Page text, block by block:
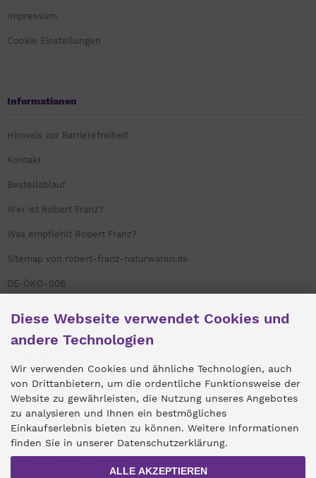
Impressum
Cookie Einstellungen
Informationen
Hinweis zur Barrierefreiheit
Kontakt
Bestellablauf
Wer ist Robert Franz?
Was empfiehlt Robert Franz?
Sitemap von robert-franz-naturwaren.de
DE-ÖKO-006
Umweltengagement
Zahlungsmethoden
Diese Webseite verwendet Cookies und
andere Technologien
Wir verwenden Cookies und ähnliche Technologien, auch
von Drittanbietern, um die ordentliche Funktionsweise der
Website zu gewährleisten, die Nutzung unseres Angebotes
zu analysieren und Ihnen ein bestmögliches
Einkaufserlebnis bieten zu können. Weitere Informationen
finden Sie in unserer Datenschutzerklärung.
ALLE AKZEPTIEREN